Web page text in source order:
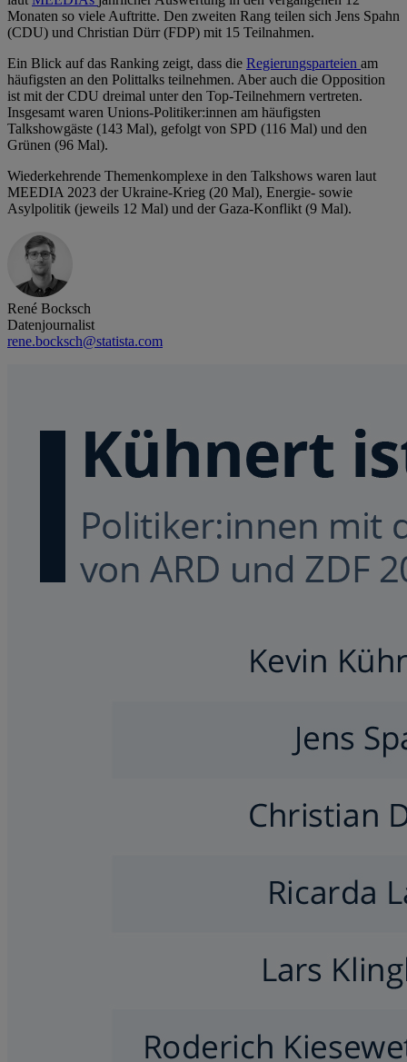
Monaten so viele Auftritte. Den zweiten Rang teilen sich Jens Spahn
(CDU) und Christian Dürr (FDP) mit 15 Teilnahmen.
Ein Blick auf das Ranking zeigt, dass die Regierungsparteien am
häufigsten an den Polittalks teilnehmen. Aber auch die Opposition
ist mit der CDU dreimal unter den Top-Teilnehmern vertreten.
Insgesamt waren Unions-Politiker:innen am häufigsten
Talkshowgäste (143 Mal), gefolgt von SPD (116 Mal) und den
Grünen (96 Mal).
Wiederkehrende Themenkomplexe in den Talkshows waren laut
MEEDIA 2023 der Ukraine-Krieg (20 Mal), Energie- sowie
Asylpolitik (jeweils 12 Mal) und der Gaza-Konflikt (9 Mal).
René Bocksch
Datenjournalist
rene.bocksch@statista.com